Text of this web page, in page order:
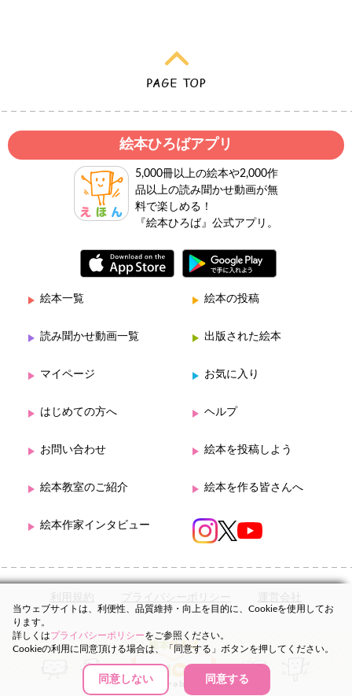
絵本ひろばアプリ
5,000冊以上の絵本や2,000作
品以上の読み聞かせ動画が無
料で楽しめる！
『絵本ひろば』公式アプリ。
絵本一覧 絵本の投稿
読み聞かせ動画一覧 出版された絵本
マイページ お気に入り
はじめての方へ ヘルプ
お問い合わせ 絵本を投稿しよう
絵本教室のご紹介 絵本を作る皆さんへ
絵本作家インタビュー
利用規約 プライバシーポリシー 運営会社
当ウェブサイトは、利便性、品質維持・向上を目的に、Cookieを使用してお
ります。
詳しくはプライバシーポリシーをご参照ください。
Cookieの利用に同意頂ける場合は、「同意する」ボタンを押してください。
同意しない 同意する